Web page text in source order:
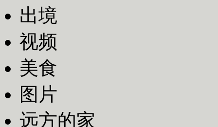
出境
视频
美食
图片
远方的家